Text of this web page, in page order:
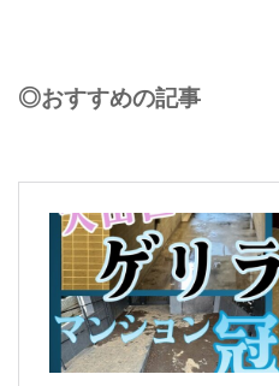
◎おすすめの記事